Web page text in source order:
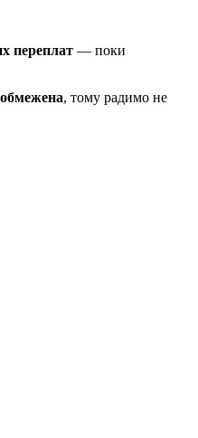
переплат — поки
обмежена, тому радимо не